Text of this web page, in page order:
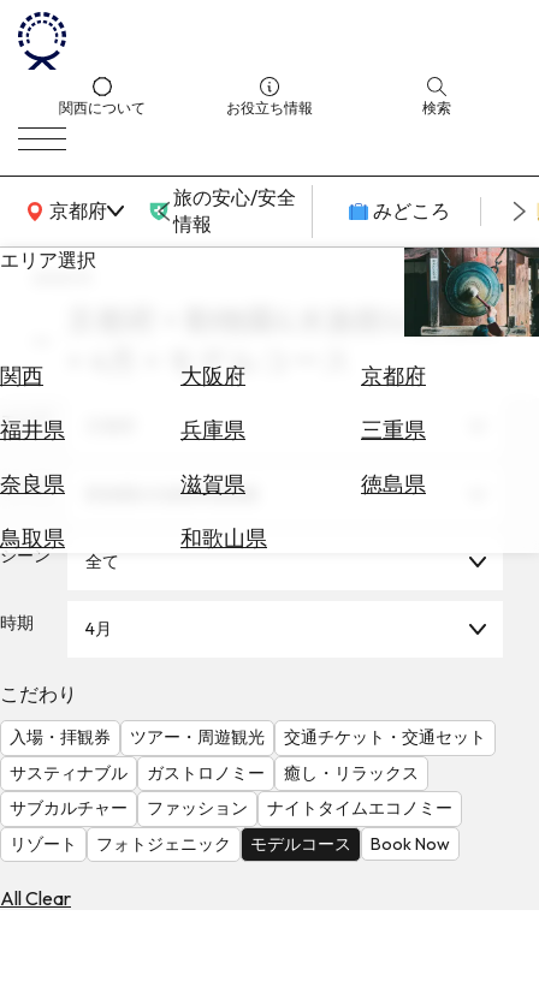
関西について お役立ち情報 検索
京都府
関西広域MAP
旅の安心/安全
情報
みどころ
エリア選択
関西 大阪府
京都府
福井県
兵庫県
三重県
奈良県
滋賀県
徳島県
鳥取県
和歌山県
エ
券
テ
を
る
気
を
見
る
search
京都府 × 動物園&水族館&植物園
× 4月 × モデルコース
エリア
テーマ 動物園&水族館&植物園
シーン 全て
時期 4月
こだわり
入場・拝観券 ツアー・周遊観光
交通チケット・交通セット
サスティナブル
ガストロノミー
癒し・リラックス
サブカルチャー
ファッション
ナイトタイムエコノミー
リゾート
フォトジェニック モデルコース Book Now
All Clear